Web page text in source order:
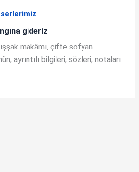
gideriz
makâmı, çifte sofyan
ayrıntılı bilgileri, sözleri, notaları